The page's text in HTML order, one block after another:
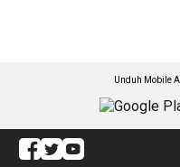
Unduh Mobile